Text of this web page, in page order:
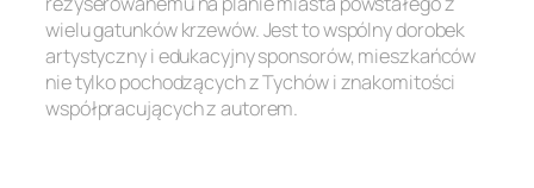
wielu gatunków krzewów. Jest to wspólny dorobek
artystyczny i edukacyjny sponsorów, mieszkańców
nie tylko pochodzących z Tychów i znakomitości
współpracujących z autorem.